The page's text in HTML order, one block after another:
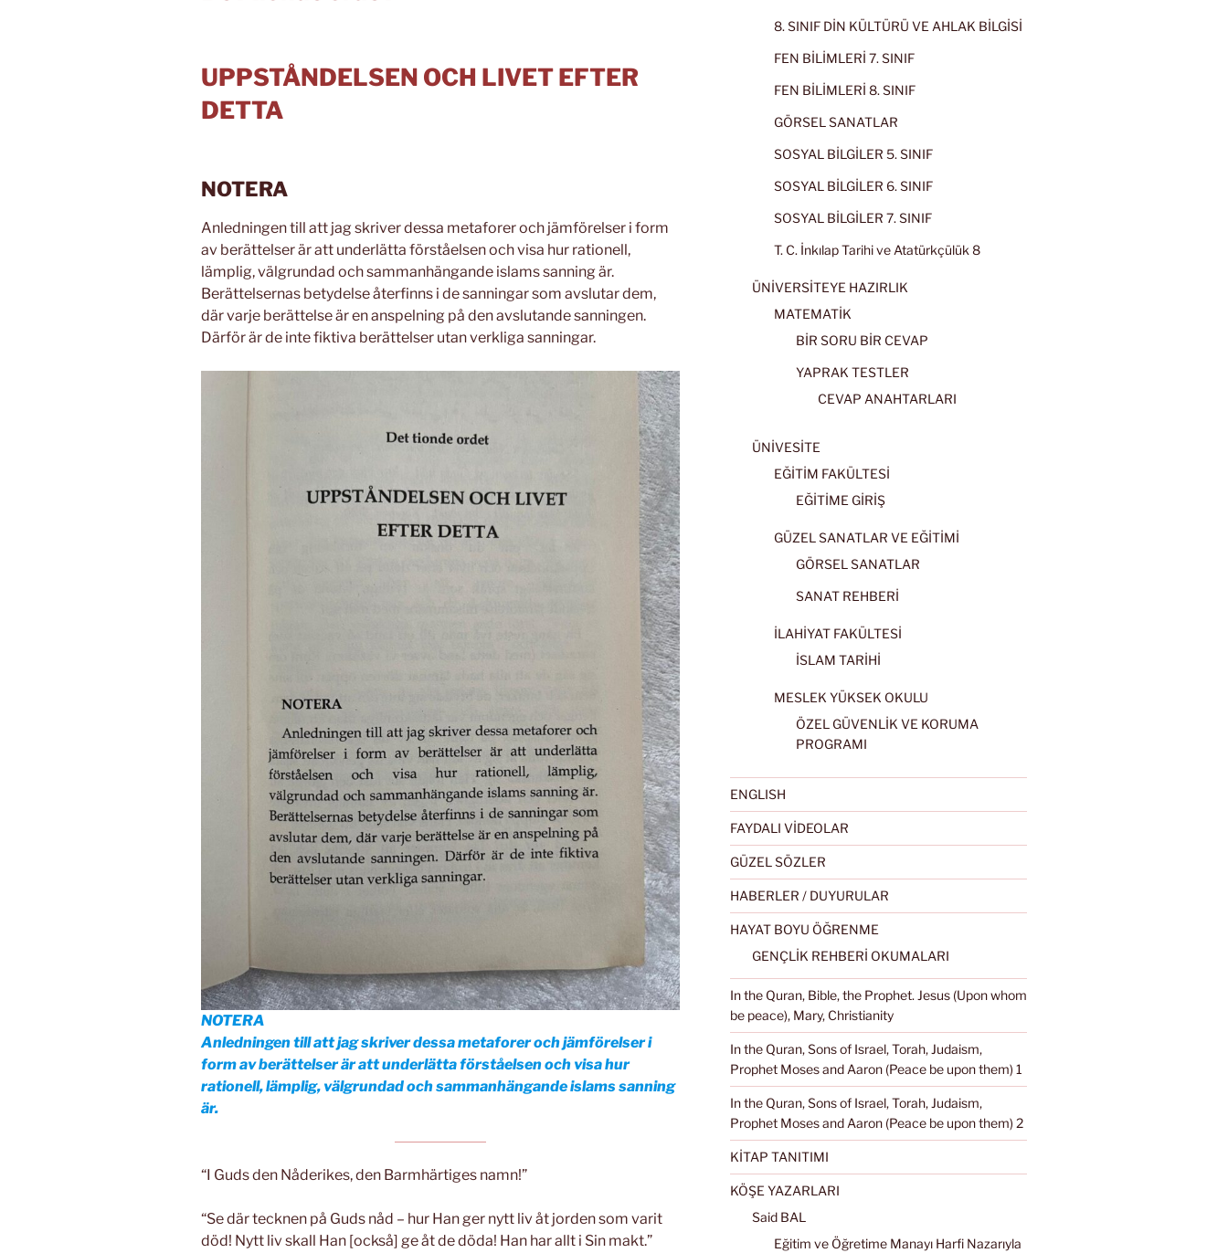
UPPSTÅNDELSEN OCH LIVET EFTER
DETTA
NOTERA
Anledningen till att jag skriver dessa metaforer och jämförelser i form
av berättelser är att underlätta förståelsen och visa hur rationell,
lämplig, välgrundad och sammanhängande islams sanning är.
Berättelsernas betydelse återfinns i de sanningar som avslutar dem,
där varje berättelse är en anspelning på den avslutande sanningen.
Därför är de inte fiktiva berättelser utan verkliga sanningar.
NOTERA
Anledningen till att jag skriver dessa metaforer och jämförelser i
form av berättelser är att underlätta förståelsen och visa hur
rationell, lämplig, välgrundad och sammanhängande islams sanning
är.
“I Guds den Nåderikes, den Barmhärtiges namn!”
“Se där tecknen på Guds nåd – hur Han ger nytt liv åt jorden som varit
död! Nytt liv skall Han [också] ge åt de döda! Han har allt i Sin makt.”
8. SINIF DİN KÜLTÜRÜ VE AHLAK BİLGİSİ
FEN BİLİMLERİ 7. SINIF
FEN BİLİMLERİ 8. SINIF
GÖRSEL SANATLAR
SOSYAL BİLGİLER 5. SINIF
SOSYAL BİLGİLER 6. SINIF
SOSYAL BİLGİLER 7. SINIF
T. C. İnkılap Tarihi ve Atatürkçülük 8
ÜNİVERSİTEYE HAZIRLIK
MATEMATİK
BİR SORU BİR CEVAP
YAPRAK TESTLER
CEVAP ANAHTARLARI
ÜNİVESİTE
EĞİTİM FAKÜLTESİ
EĞİTİME GİRİŞ
GÜZEL SANATLAR VE EĞİTİMİ
GÖRSEL SANATLAR
SANAT REHBERİ
İLAHİYAT FAKÜLTESİ
İSLAM TARİHİ
MESLEK YÜKSEK OKULU
ÖZEL GÜVENLİK VE KORUMA
PROGRAMI
ENGLISH
FAYDALI VİDEOLAR
GÜZEL SÖZLER
HABERLER / DUYURULAR
HAYAT BOYU ÖĞRENME
GENÇLİK REHBERİ OKUMALARI
In the Quran, Bible, the Prophet. Jesus (Upon whom
be peace), Mary, Christianity
In the Quran, Sons of Israel, Torah, Judaism,
Prophet Moses and Aaron (Peace be upon them) 1
In the Quran, Sons of Israel, Torah, Judaism,
Prophet Moses and Aaron (Peace be upon them) 2
KİTAP TANITIMI
KÖŞE YAZARLARI
Said BAL
Eğitim ve Öğretime Manayı Harfi Nazarıyla